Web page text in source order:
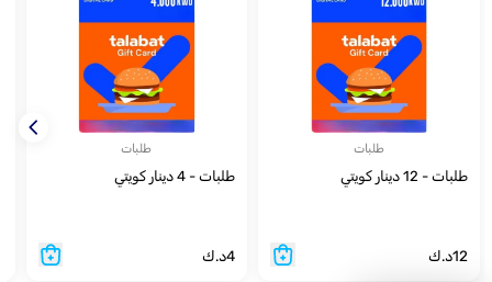
طلبات
طلبات - 12 دينار كويتي
12د.ك
طلبات
طلبات - 4 دينار كويتي
4د.ك